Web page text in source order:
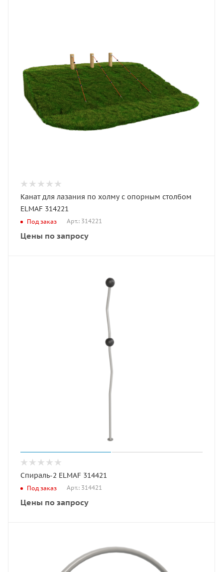
Канат для лазания по холму с опорным столбом
ELMAF 314221
Под заказ Арт.: 314221
Цены по запросу
Спираль-2 ELMAF 314421
Под заказ Арт.: 314421
Цены по запросу